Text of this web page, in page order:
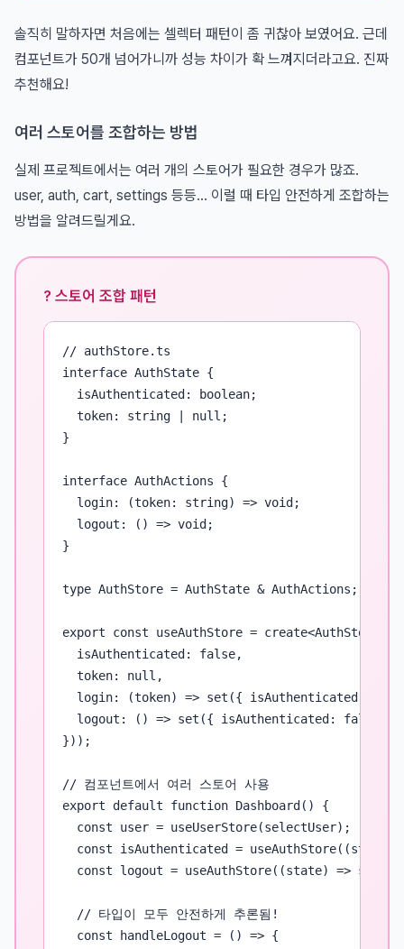
솔직히 말하자면 처음에는 셀렉터 패턴이 좀 귀찮아 보였어요. 근데
컴포넌트가 50개 넘어가니까 성능 차이가 확 느껴지더라고요. 진짜
추천해요!
여러 스토어를 조합하는 방법
실제 프로젝트에서는 여러 개의 스토어가 필요한 경우가 많죠.
user, auth, cart, settings 등등... 이럴 때 타입 안전하게 조합하는
방법을 알려드릴게요.
? 스토어 조합 패턴
// authStore.ts
interface AuthState {
  isAuthenticated: boolean;
  token: string | null;
}
interface AuthActions {
  login: (token: string) => void;
  logout: () => void;
}
type AuthStore = AuthState & AuthActions;
export const useAuthStore =
  isAuthenticated: false,
  token: null,
login: (token) => set({ isAuthenticated:
logout: () => set({ isAuthenticated: false,
}));
// 컴포넌트에서 여러 스토어 사용
export default function Dashboard() {
  const user = useUserStore(selectUser);
const isAuthenticated = useAuthStore((state)
const logout = useAuthStore((state) =>
  // 타입이 모두 안전하게 추론됨!
  const handleLogout = () => {